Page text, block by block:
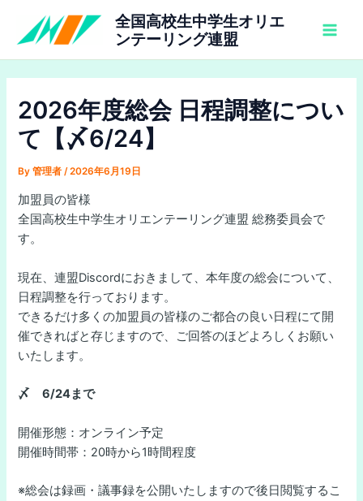
全国高校生中学生オリエ
ンテーリング連盟
2026年度総会 日程調整につい
て【〆6/24】
By管理者/2026年6月19日
加盟員の皆様
全国高校生中学生オリエンテーリング連盟 総務委員会で
す。
現在、連盟Discordにおきまして、本年度の総会について、
日程調整を行っております。
できるだけ多くの加盟員の皆様のご都合の良い日程にて開
催できればと存じますので、ご回答のほどよろしくお願い
いたします。
〆 6/24まで
開催形態：オンライン予定
開催時間帯：20時から1時間程度
※総会は録画・議事録を公開いたしますので後日閲覧するこ